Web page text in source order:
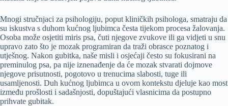
Mnogi stručnjaci za psihologiju, poput kliničkih psihologa, smatraju da
su iskustva s duhom kućnog ljubimca česta tijekom procesa žalovanja.
Osoba može osjetiti miris psa, čuti njegove zvukove ili ga vidjeti u snu
upravo zato što je mozak programiran da traži obrasce poznatog i
utješnog. Nakon gubitka, naše misli i osjećaji često su fokusirani na
preminulog psa, pa nije iznenađenje da će mozak stvarati dojmove
njegove prisutnosti, pogotovo u trenucima slabosti, tuge ili
usamljenosti. Duh kućnog ljubimca u ovom kontekstu djeluje kao most
između prošlosti i sadašnjosti, dopuštajući vlasnicima da postupno
prihvate gubitak.